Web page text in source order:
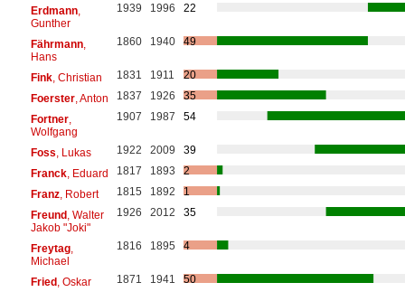
Erdmann,
Gunther
1939 1996 22
Fährmann,
Hans
1860 1940 49
Fink, Christian 1831 1911
20
Foerster, Anton 1837 1926
35
Fortner,
Wolfgang
1907 1987 54
Foss , Lukas 1922 2009
39
Franck, Eduard 1817 1893
2
Franz, Robert 1815 1892
1
Freund, Walter
Jakob "Joki"
1926 2012 35
Freytag,
Michael
1816 1895 4
Fried, Oskar 1871 1941
50